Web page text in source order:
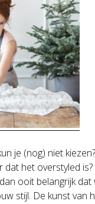
je (nog) niet
het overstyled
ooit belangrijk dat
stijl. De kunst van